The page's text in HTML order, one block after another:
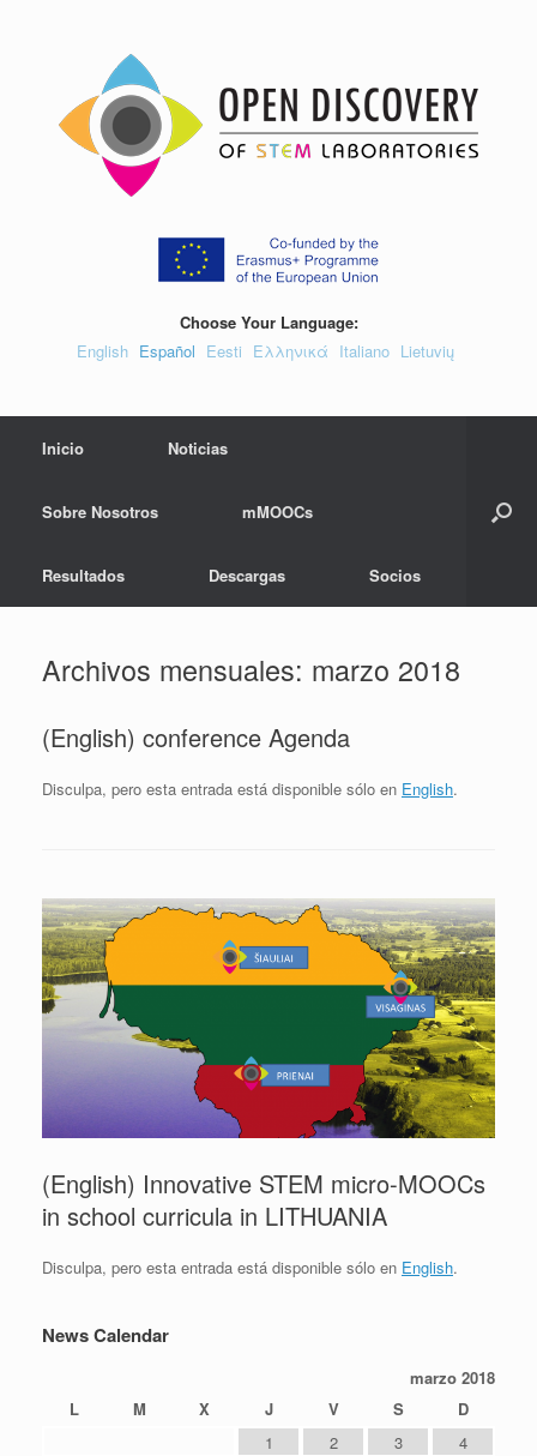
Choose Your Language:
English Español Eesti Ελληνικά Italiano Lietuvių
Inicio Noticias
Sobre Nosotros mMOOCs
Resultados Descargas Socios
Archivos mensuales: marzo 2018
(English) conference Agenda
Disculpa, pero esta entrada está disponible sólo en English.
(English) Innovative STEM micro-MOOCs
in school curricula in LITHUANIA
Disculpa, pero esta entrada está disponible sólo en English.
News Calendar
marzo 2018
L
M X J V S
D
1
2 3
4